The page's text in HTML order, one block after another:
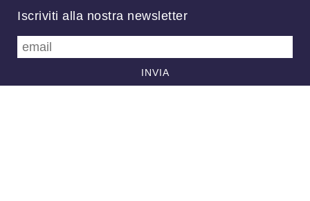
Iscriviti alla nostra newsletter